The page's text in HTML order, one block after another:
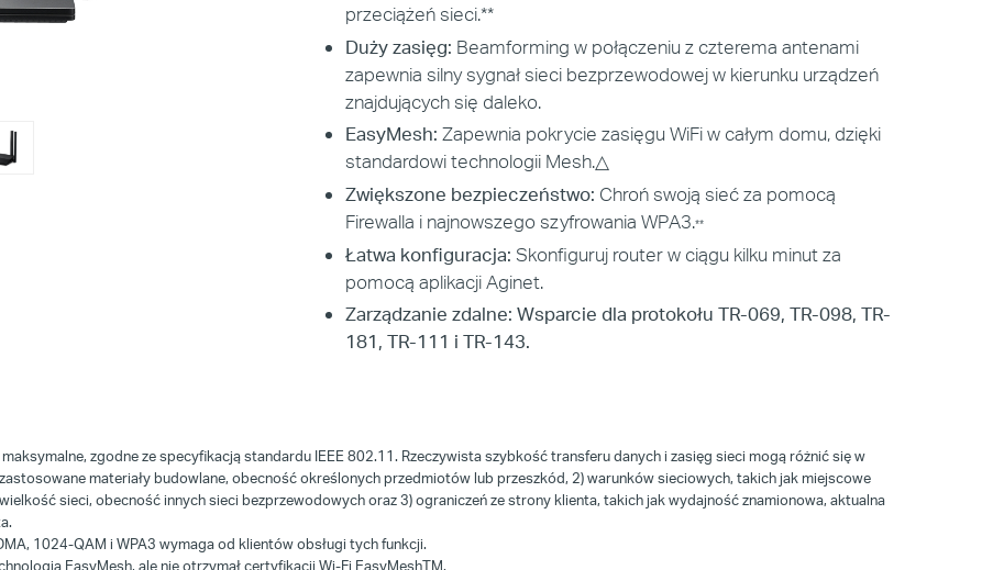
przeciążeń sieci.**
Duży zasięg: Beamforming w połączeniu z czterema antenami
zapewnia silny sygnał sieci bezprzewodowej w kierunku urządzeń
znajdujących się daleko.
EasyMesh: Zapewnia pokrycie zasięgu WiFi w całym domu, dzięki
standardowi technologii Mesh.△
Zwiększone bezpieczeństwo: Chroń swoją sieć za pomocą
Firewalla i najnowszego szyfrowania WPA3.**
Łatwa konfiguracja: Skonfiguruj router w ciągu kilku minut za
pomocą aplikacji Aginet.
Zarządzanie zdalne: Wsparcie dla protokołu TR-069, TR-098, TR-
181, TR-111 i TR-143.
zgodne ze specyfikacją standardu IEEE 802.11. Rzeczywista szybkość transferu danych i zasięg sieci mogą różnić się w
materiały budowlane, obecność określonych przedmiotów lub przeszkód, 2) warunków sieciowych, takich jak miejscowe
sieci, obecność innych sieci bezprzewodowych oraz 3) ograniczeń ze strony klienta, takich jak wydajność znamionowa, aktualna
1024-QAM i WPA3 wymaga od klientów obsługi tych funkcji.
EasyMesh, ale nie otrzymał certyfikacji Wi-Fi EasyMeshTM.